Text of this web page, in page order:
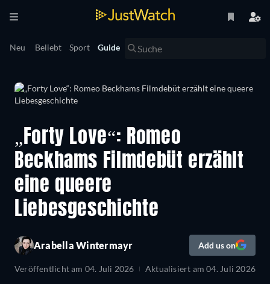
Neu Beliebt Sport Guide
„Forty Love“: Romeo
Beckhams Filmdebüt erzählt
eine queere
Liebesgeschichte
Arabella Wintermayr Add us on
Veröffentlicht am 04. Juli 2026 Aktualisiert am04. Juli 2026